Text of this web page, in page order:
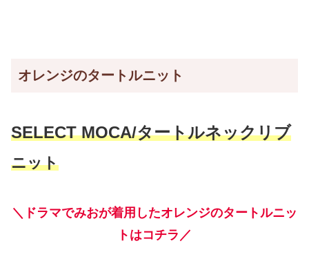
オレンジのタートルニット
SELECT MOCA/タートルネックリブ
ニット
＼ドラマでみおが着用したオレンジのタートルニッ
トはコチラ／